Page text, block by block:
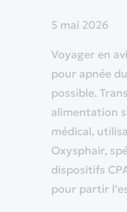
5 mai 2026
Voyager en
pour apnée
possible.
alimentation
médical,
Oxysphair,
dispositifs
pour partir